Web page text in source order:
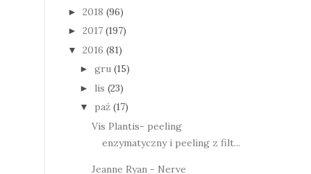
► 2018 (96)
► 2017 (197)
▼ 2016 (81)
► gru (15)
► lis (23)
▼ paź (17)
Vis Plantis- peeling
enzymatyczny i peeling z filt...
Jeanne Ryan - Nerve